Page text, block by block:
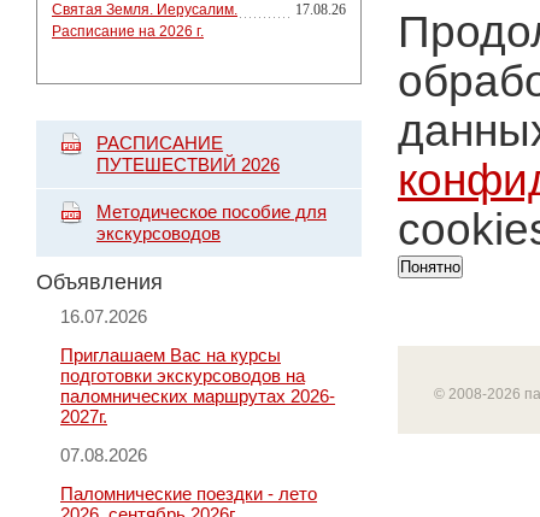
Святая Земля. Иерусалим.
Расписание на 2026 г.
17.08.26
РАСПИСАНИЕ
ПУТЕШЕСТВИЙ 2026
Методическое пособие для
экскурсоводов
Объявления
16.07.2026
Приглашаем Вас на курсы
подготовки экскурсоводов на
паломнических маршрутах 2026-
2027г.
07.08.2026
Паломнические поездки - лето
Понятно
© 2008-2026